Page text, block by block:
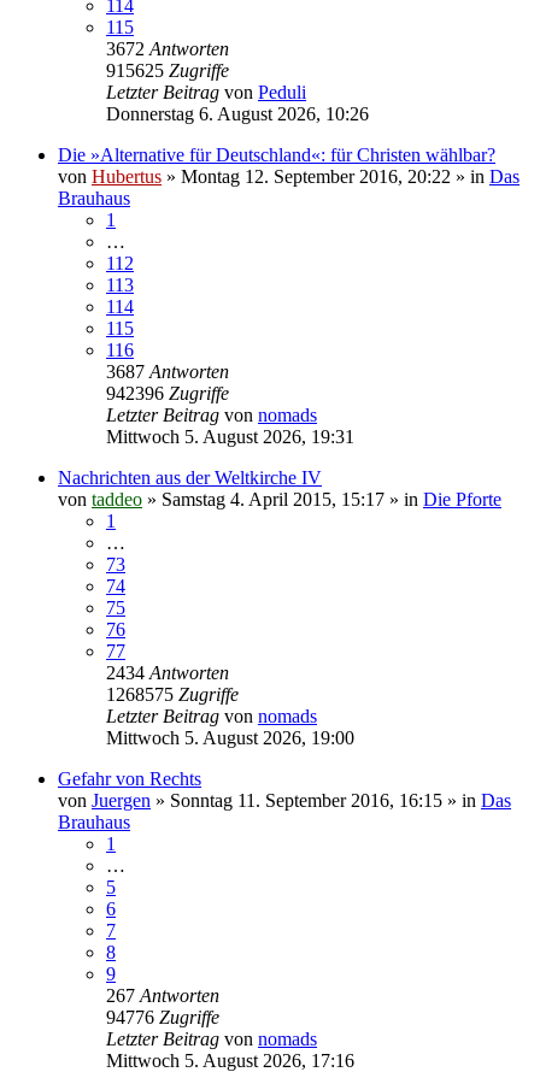
114
115
3672 Antworten
915625 Zugriffe
Letzter Beitrag von Peduli
Donnerstag 6. August 2026, 10:26
Die »Alternative für Deutschland«: für Christen wählbar?
von Hubertus » Montag 12. September 2016, 20:22 » in Das
Brauhaus
1
…
112
113
114
115
116
3687 Antworten
942396 Zugriffe
Letzter Beitrag von nomads
Mittwoch 5. August 2026, 19:31
Nachrichten aus der Weltkirche IV
von taddeo » Samstag 4. April 2015, 15:17 » in Die Pforte
1
…
73
74
75
76
77
2434 Antworten
1268575 Zugriffe
Letzter Beitrag von nomads
Mittwoch 5. August 2026, 19:00
Gefahr von Rechts
von Juergen » Sonntag 11. September 2016, 16:15 » in Das
Brauhaus
1
…
5
6
7
8
9
267 Antworten
94776 Zugriffe
Letzter Beitrag von nomads
Mittwoch 5. August 2026, 17:16